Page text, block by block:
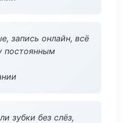
запись онлайн, всё
постоянным
зубки без слёз,